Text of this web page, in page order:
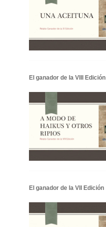
El ganador de la VIII Edición
El ganador de la VII Edición